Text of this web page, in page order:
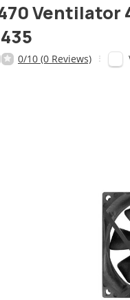
Ventilator
0/10 (0 Reviews)